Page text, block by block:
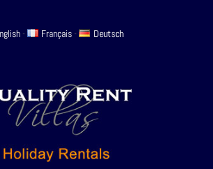
- Français - Deutsch